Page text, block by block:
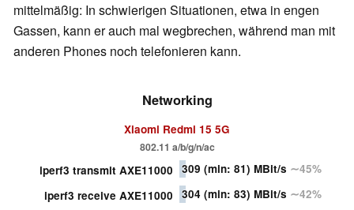
mittelmäßig: In schwierigen Situationen, etwa in engen
Gassen, kann er auch mal wegbrechen, während man mit
anderen Phones noch telefonieren kann.
Networking
Xiaomi Redmi 15 5G
802.11 a/b/g/n/ac
iperf3 transmit AXE11000 309 (min: 81) MBit/s ∼45%
iperf3 receive AXE11000
304 (min: 83) MBit/s ∼42%